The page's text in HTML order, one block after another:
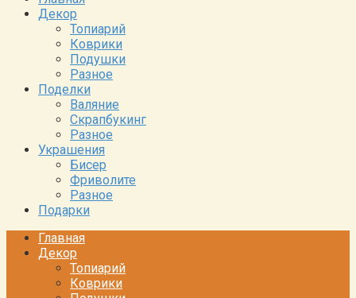
Декор
Топиарий
Коврики
Подушки
Разное
Поделки
Валяние
Скрапбукинг
Разное
Украшения
Бисер
Фриволите
Разное
Подарки
Главная
Декор
Топиарий
Коврики